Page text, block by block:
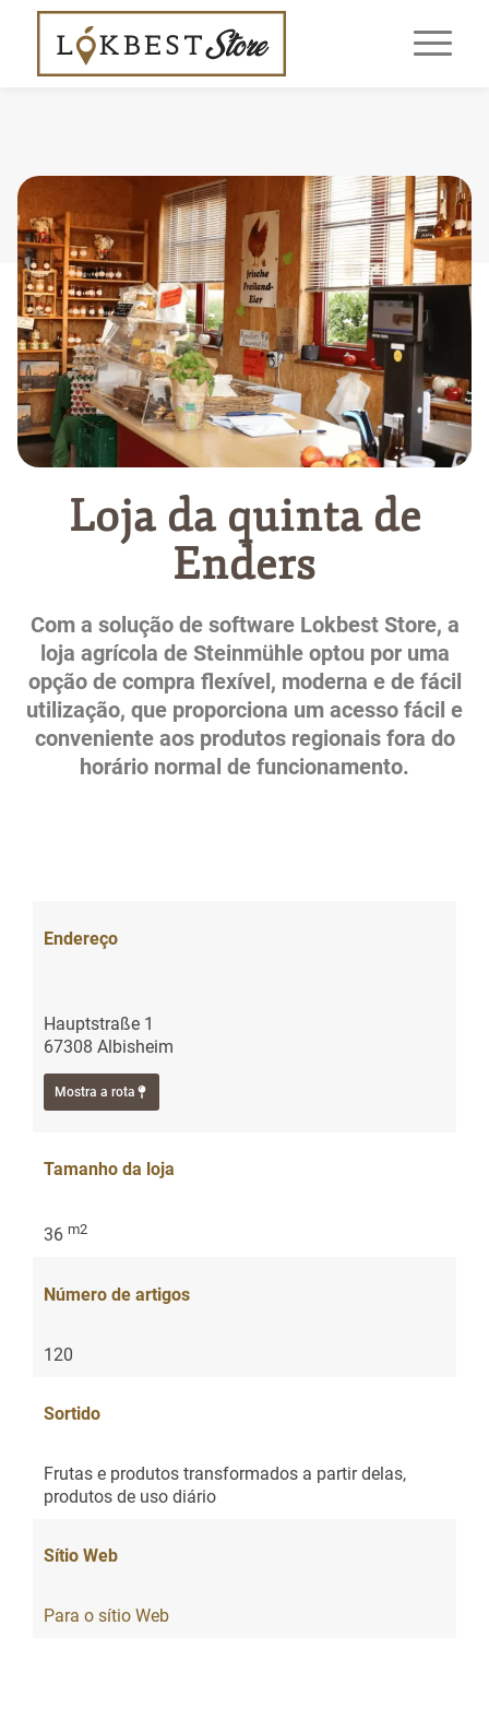
Loja da quinta de
Enders
Com a solução de software Lokbest Store, a
loja agrícola de Steinmühle optou por uma
opção de compra flexível, moderna e de fácil
utilização, que proporciona um acesso fácil e
conveniente aos produtos regionais fora do
horário normal de funcionamento.
Endereço
Hauptstraße 1
67308 Albisheim
Mostra a rota
Tamanho da loja
36 m2
Número de artigos
120
Sortido
Frutas e produtos transformados a partir delas,
produtos de uso diário
Sítio Web
Para o sítio Web